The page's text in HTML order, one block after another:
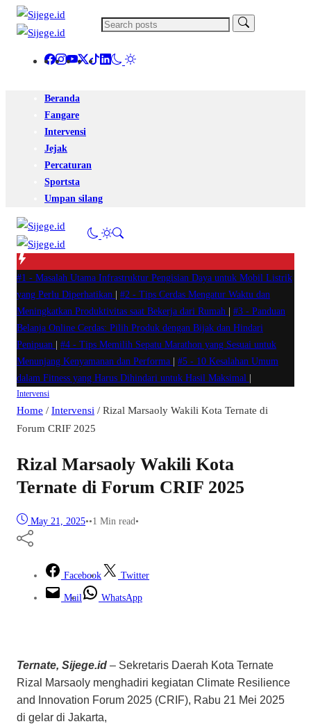
Beranda
Fangare
Intervensi
Jejak
Percaturan
Sportsta
Umpan silang
#1 - Masalah Utama Infrastruktur Pengisian Daya untuk Mobil Listrik
yang Perlu Diperhatikan
#2 - Tips Cerdas Mengatur Waktu dan
Meningkatkan Produktivitas saat Bekerja dari Rumah
#3 - Panduan
Belanja Online Cerdas: Pilih Produk dengan Bijak dan Hindari
Penipuan
#4 - Tips Memilih Sepatu Marathon yang Sesuai untuk
Menunjang Kenyamanan dan Performa
#5 - 10 Kesalahan Umum
dalam Fitness yang Harus Dihindari untuk Hasil Maksimal
Intervensi
Home / Intervensi / Rizal Marsaoly Wakili Kota Ternate di
Forum CRIF 2025
Rizal Marsaoly Wakili Kota
Ternate di Forum CRIF 2025
May 21, 2025••1 Min read•
Facebook Twitter
Mail WhatsApp
Ternate, Sijege.id – Sekretaris Daerah Kota Ternate
Rizal Marsaoly menghadiri kegiatan Climate Resilience
and Innovation Forum 2025 (CRIF), Rabu 21 Mei 2025
di gelar di Jakarta,